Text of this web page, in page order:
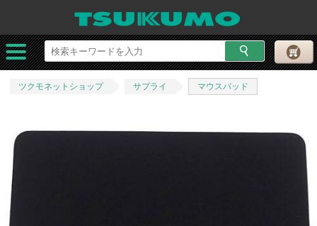
ツクモネットショップ サプライ マウスパッド